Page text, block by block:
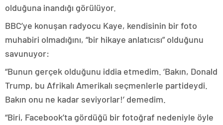
olduğuna inandığı görülüyor.
BBC’ye konuşan radyocu Kaye, kendisinin bir foto
muhabiri olmadığını, “bir hikaye anlatıcısı” olduğunu
savunuyor:
“Bunun gerçek olduğunu iddia etmedim. ‘Bakın, Donald
Trump, bu Afrikalı Amerikalı seçmenlerle partideydi.
Bakın onu ne kadar seviyorlar!’ demedim.
“Biri, Facebook’ta gördüğü bir fotoğraf nedeniyle öyle